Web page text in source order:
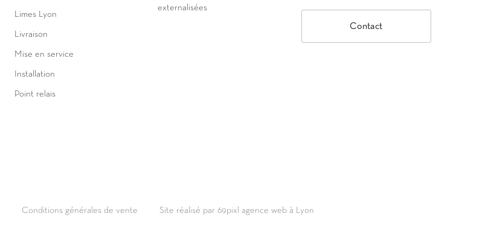
Limes Lyon
Livraison
Mise en service
Installation
Point relais
externalisées
Contact
Conditions générales de vente Site réalisé par 69pixl agence web à Lyon